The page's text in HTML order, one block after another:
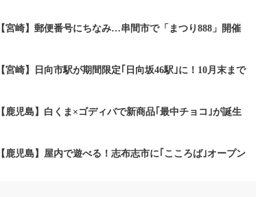
【宮崎】郵便番号にちなみ…串間市で「まつり888」開催
【宮崎】日向市駅が期間限定｢日向坂46駅｣に！10月末まで
【鹿児島】白くま×ゴディバで新商品｢最中チョコ｣が誕生
【鹿児島】屋内で遊べる！志布志市に｢こころば｣オープン